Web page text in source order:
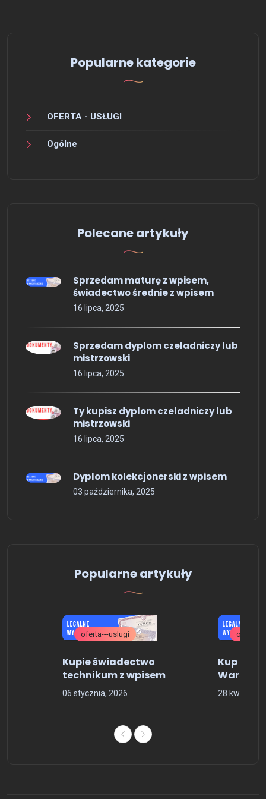
Popularne kategorie
OFERTA - USŁUGI
Ogólne
Polecane artykuły
Sprzedam maturę z wpisem,
świadectwo średnie z wpisem
16 lipca, 2025
Sprzedam dyplom czeladniczy lub
mistrzowski
16 lipca, 2025
Ty kupisz dyplom czeladniczy lub
mistrzowski
16 lipca, 2025
Dyplom kolekcjonerski z wpisem
03 października, 2025
Popularne artykuły
oferta---uslugi
Kupie świadectwo
technikum z wpisem
06 stycznia, 2026
Kup
28 kwietnia,